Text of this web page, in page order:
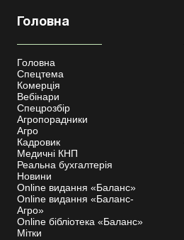
Головна
Головна
Спецтема
Комерція
Вебінари
Спецрозбір
Агропорадники
Агро
Кадровик
Медичні КНП
Реальна бухгалтерія
Новини
Online видання «Баланс»
Online видання «Баланс-
Агро»
Online бібліотека «Баланс»
Мітки